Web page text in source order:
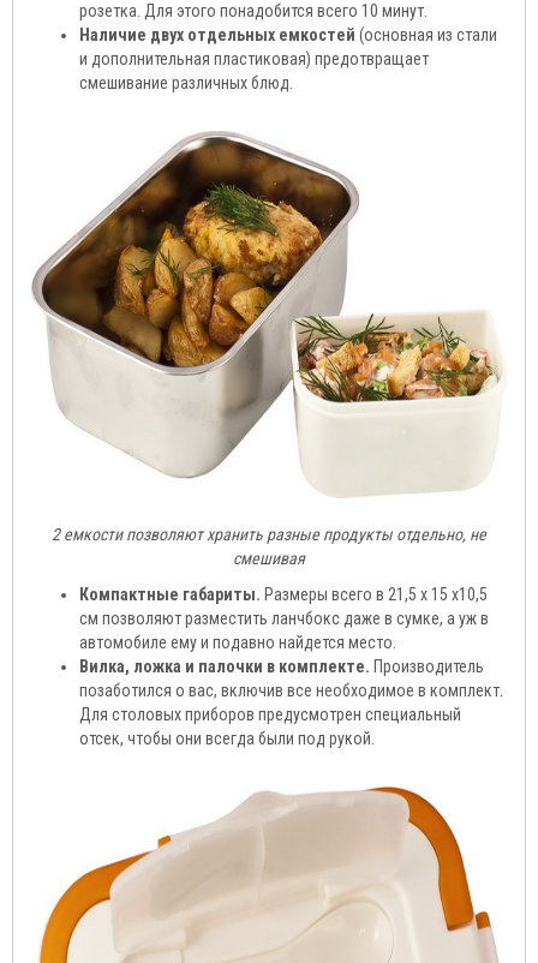
розетка. Для этого понадобится всего 10 минут.
Наличие двух отдельных емкостей (основная из стали
и дополнительная пластиковая) предотвращает
смешивание различных блюд.
2 емкости позволяют хранить разные продукты отдельно, не
смешивая
Компактные габариты. Размеры всего в 21,5 x 15 x10,5
см позволяют разместить ланчбокс даже в сумке, а уж в
автомобиле ему и подавно найдется место.
Вилка, ложка и палочки в комплекте. Производитель
позаботился о вас, включив все необходимое в комплект.
Для столовых приборов предусмотрен специальный
отсек, чтобы они всегда были под рукой.